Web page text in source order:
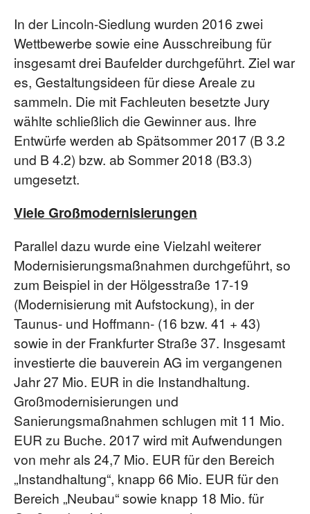
In der Lincoln-Siedlung wurden 2016 zwei
Wettbewerbe sowie eine Ausschreibung für
insgesamt drei Baufelder durchgeführt. Ziel war
es, Gestaltungsideen für diese Areale zu
sammeln. Die mit Fachleuten besetzte Jury
wählte schließlich die Gewinner aus. Ihre
Entwürfe werden ab Spätsommer 2017 (B 3.2
und B 4.2) bzw. ab Sommer 2018 (B3.3)
umgesetzt.
Viele Großmodernisierungen
Parallel dazu wurde eine Vielzahl weiterer
Modernisierungsmaßnahmen durchgeführt, so
zum Beispiel in der Hölgesstraße 17-19
(Modernisierung mit Aufstockung), in der
Taunus- und Hoffmann- (16 bzw. 41 + 43)
sowie in der Frankfurter Straße 37. Insgesamt
investierte die bauverein AG im vergangenen
Jahr 27 Mio. EUR in die Instandhaltung.
Großmodernisierungen und
Sanierungsmaßnahmen schlugen mit 11 Mio.
EUR zu Buche. 2017 wird mit Aufwendungen
von mehr als 24,7 Mio. EUR für den Bereich
„Instandhaltung“, knapp 66 Mio. EUR für den
Bereich „Neubau“ sowie knapp 18 Mio. für